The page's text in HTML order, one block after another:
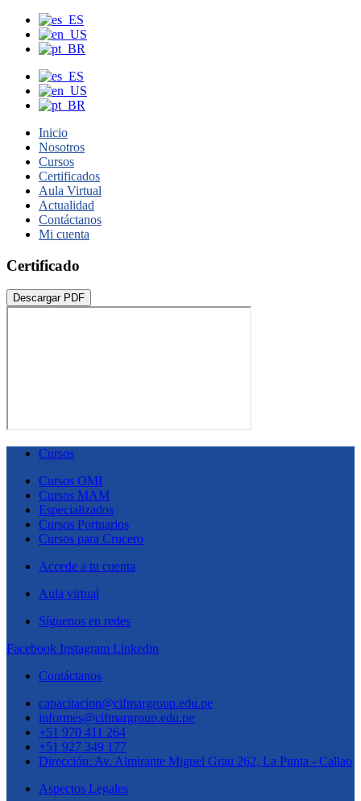
Inicio
Nosotros
Cursos
Certificados
Aula Virtual
Actualidad
Contáctanos
Mi cuenta
Certificado
Descargar PDF
Cursos
Cursos OMI
Cursos MAM
Especializados
Cursos Portuarios
Cursos para Crucero
Accede a tu cuenta
Aula virtual
Síguenos en redes
Facebook Instagram Linkedin
Contáctanos
capacitacion@cifmargroup.edu.pe
informes@cifmargroup.edu.pe
+51 970 411 264
+51 927 349 177
Dirección: Av. Almirante Miguel Grau 262, La Punta - Callao
Aspectos Legales